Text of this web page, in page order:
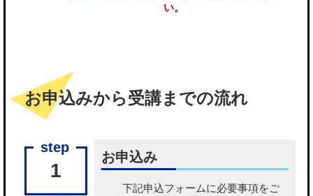
い。
お申込みから受講までの流れ
1
お申込み
下記申込フォームに必要事項をご